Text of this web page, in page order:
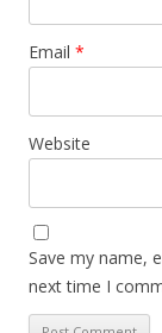
Email *
Website
Save my name,
next time I